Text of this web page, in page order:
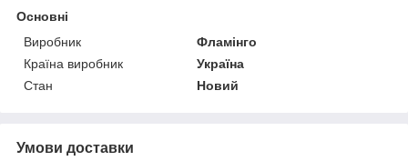
Основні
Виробник
Фламінго
Країна виробник
Україна
Стан
Новий
Умови доставки